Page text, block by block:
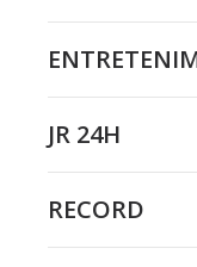
JR 24H
RECORD